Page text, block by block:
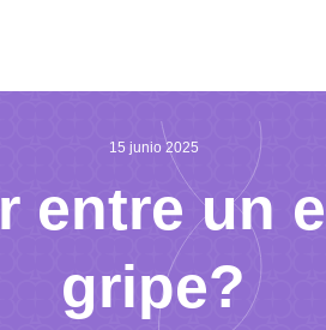
15 junio 2025
entre un
gripe?